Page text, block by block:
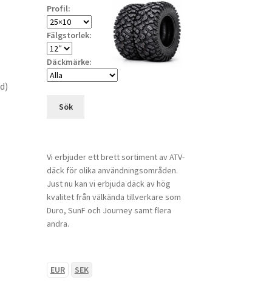
Profil:
Fälgstorlek:
Däckmärke:
Sök
Vi erbjuder ett brett sortiment av ATV-
däck för olika användningsområden.
Just nu kan vi erbjuda däck av hög
kvalitet från välkända tillverkare som
Duro, SunF och Journey samt flera
andra.
EUR SEK